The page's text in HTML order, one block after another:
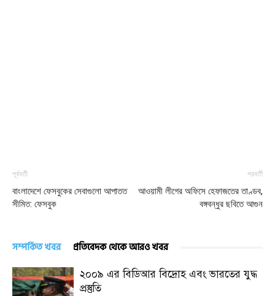
পূর্ববর্তী
বাংলাদেশে ফেসবুকের সেবাগুলো আপাতত
সীমিত: ফেসবুক
পরবর্তী
আওয়ামী লীগের অফিসে হেফাজতের তাণ্ডব,
বঙ্গবন্ধুর ছবিতে আগুন
সম্পর্কিত খবর প্রতিবেদক থেকে আরও খবর
২০০৯ এর বিডিআর বিদ্রোহ এবং ভারতের যুদ্ধ
প্রস্তুতি